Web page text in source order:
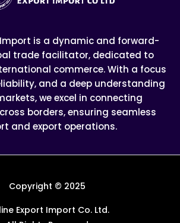
Import is a dynamic and forward-
trade facilitator, dedicated to
commerce. With a focus
and a deep understanding
we excel in connecting
borders, ensuring seamless
and export operations.
Copyright © 2025
Export Import Co. Ltd.